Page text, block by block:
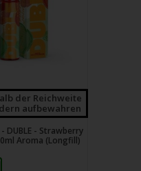
der Reichweite
aufbewahren
DUBLE - Strawberry
Aroma (Longfill)